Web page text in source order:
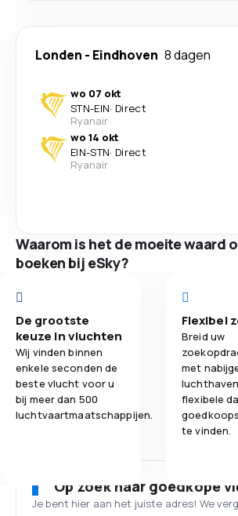
Londen - Eindhoven 8 dagen
wo 07 okt
STN-EIN· Direct
Ryanair
wo 14 okt
EIN-STN· Direct
Ryanair
Waarom is het de moeite waard
boeken bij eSky?
De grootste
keuze in vluchten
Wij vinden binnen
enkele seconden de
beste vlucht voor u
bij meer dan 500
luchtvaartmaatschappijen.
Flexibel
Breid uw
met
flexibele
te vinden.
Op zoek naar goedkope
Je bent hier aan het juiste adres! We